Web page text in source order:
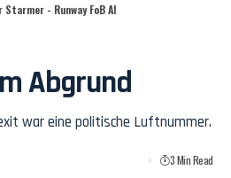
- Runway FoB AI
Abgrund
war eine politische Luftnummer.
3 Min Read